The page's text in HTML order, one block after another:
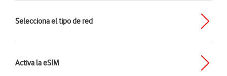
Selecciona el tipo de red
Activa la eSIM